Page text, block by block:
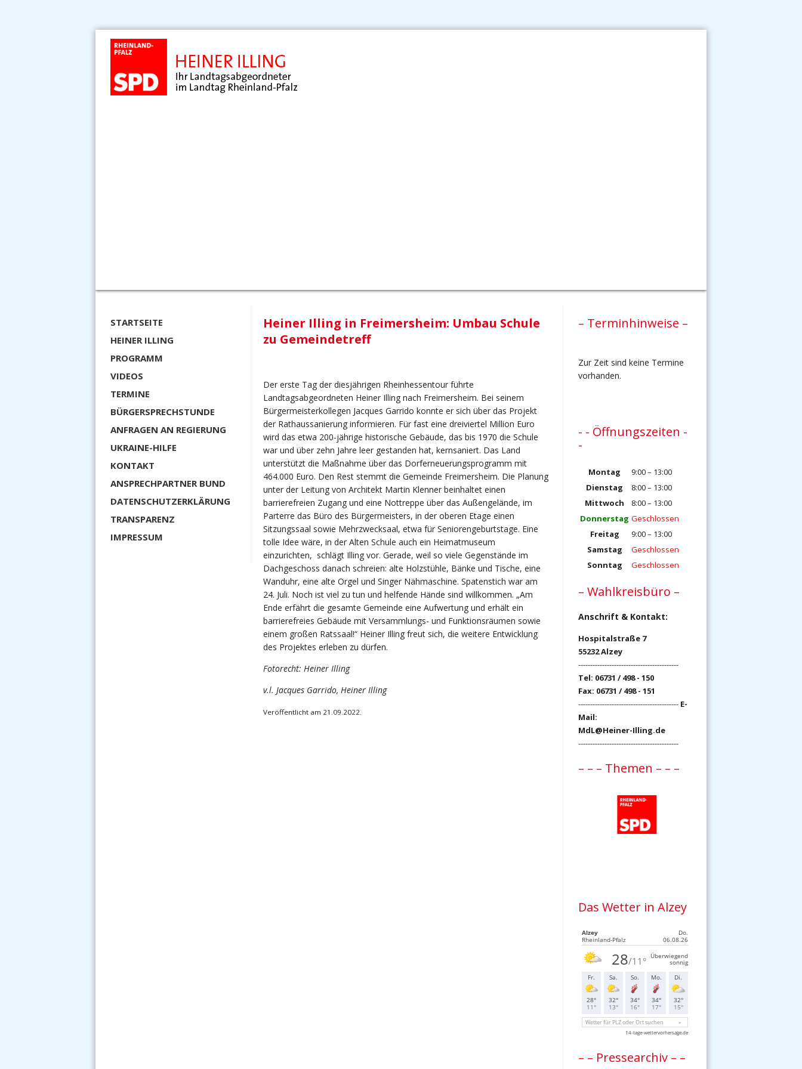
STARTSEITE
HEINER ILLING
PROGRAMM
VIDEOS
TERMINE
BÜRGERSPRECHSTUNDE
ANFRAGEN AN REGIERUNG
UKRAINE-HILFE
KONTAKT
ANSPRECHPARTNER BUND
DATENSCHUTZERKLÄRUNG
TRANSPARENZ
IMPRESSUM
Heiner Illing in Freimersheim: Umbau Schule
zu Gemeindetreff
Der erste Tag der diesjährigen Rheinhessentour führte
Landtagsabgeordneten Heiner Illing nach Freimersheim. Bei seinem
Bürgermeisterkollegen Jacques Garrido konnte er sich über das Projekt
der Rathaussanierung informieren. Für fast eine dreiviertel Million Euro
wird das etwa 200-jährige historische Gebäude, das bis 1970 die Schule
war und über zehn Jahre leer gestanden hat, kernsaniert. Das Land
unterstützt die Maßnahme über das Dorferneuerungsprogramm mit
464.000 Euro. Den Rest stemmt die Gemeinde Freimersheim. Die Planung
unter der Leitung von Architekt Martin Klenner beinhaltet einen
barrierefreien Zugang und eine Nottreppe über das Außengelände, im
Parterre das Büro des Bürgermeisters, in der oberen Etage einen
Sitzungssaal sowie Mehrzwecksaal, etwa für Seniorengeburtstage. Eine
tolle Idee wäre, in der Alten Schule auch ein Heimatmuseum
einzurichten, schlägt Illing vor. Gerade, weil so viele Gegenstände im
Dachgeschoss danach schreien: alte Holzstühle, Bänke und Tische, eine
Wanduhr, eine alte Orgel und Singer Nähmaschine. Spatenstich war am
24. Juli. Noch ist viel zu tun und helfende Hände sind willkommen. „Am
Ende erfährt die gesamte Gemeinde eine Aufwertung und erhält ein
barrierefreies Gebäude mit Versammlungs- und Funktionsräumen sowie
einem großen Ratssaal!“ Heiner Illing freut sich, die weitere Entwicklung
des Projektes erleben zu dürfen.
Fotorecht: Heiner Illing
v.l. Jacques Garrido, Heiner Illing
Veröffentlicht am 21.09.2022.
– Terminhinweise –
Zur Zeit sind keine Termine
vorhanden.
- - Öffnungszeiten -
-
Montag
9:00 – 13:00
Dienstag
8:00 – 13:00
Mittwoch
8:00 – 13:00
Donnerstag Geschlossen
Freitag
9:00 – 13:00
Samstag
Geschlossen
Sonntag
Geschlossen
– Wahlkreisbüro –
Anschrift & Kontakt:
Hospitalstraße 7
55232 Alzey
------------------------------------------
Tel: 06731 / 498 - 150
Fax: 06731 / 498 - 151
------------------------------------------ E-
Mail:
MdL@Heiner-Illing.de
------------------------------------------
– – – Themen – – –
Das Wetter in Alzey
– – Pressearchiv – –